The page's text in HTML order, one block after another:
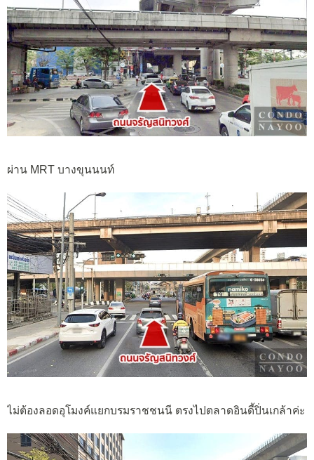
ผ่าน MRT บางขุนนนท์
ไม่ต้องลอดอุโมงค์แยกบรมราชชนนี ตรงไปตลาดอินดี้ปิ่นเกล้าค่ะ